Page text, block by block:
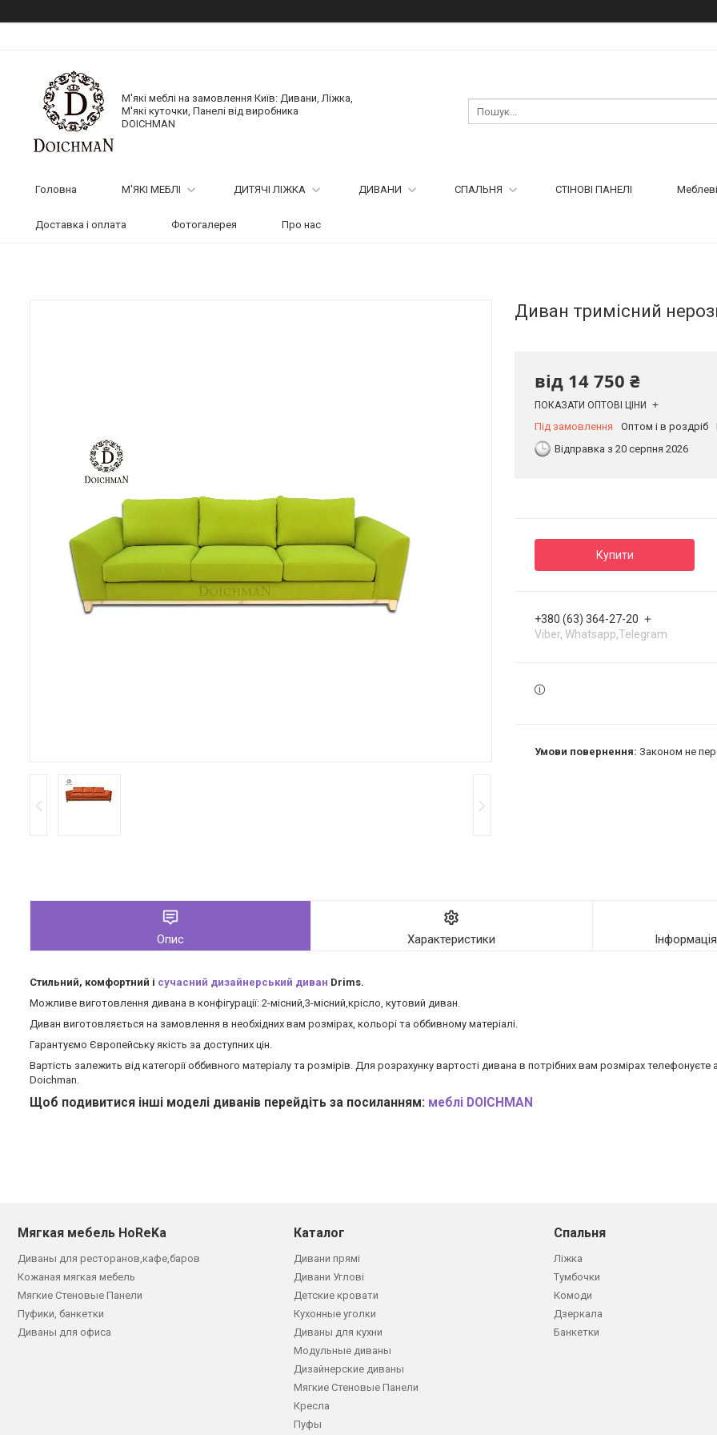
М'які меблі на замовлення Київ: Дивани, Ліжка,
М'які куточки, Панелі від виробника
DOICHMAN
Головна М'ЯКІ МЕБЛІ ДИТЯЧІ ЛІЖКА ДИВАНИ СПАЛЬНЯ СТІНОВІ ПАНЕЛІ
Доставка і оплата Фотогалерея Про нас
Диван тримісний
від 14 750 ₴
ПОКАЗАТИ ОПТОВІ ЦІНИ
Під замовлення Оптом і в роздріб
Відправка з 20 серпня 2026
Купити
+380 (63) 364-27-20
Viber, Whatsapp,Telegram
Законом не
Опис Характеристики
Стильний, комфортний і сучасний дизайнерський диван Drims.
Можливе виготовлення дивана в конфігурації: 2-місний,3-місний,крісло, кутовий диван.
Диван виготовляється на замовлення в необхідних вам розмірах, кольорі та оббивному матеріалі.
Гарантуємо Європейську якість за доступних цін.
Вартість залежить від категорії оббивного матеріалу та розмірів. Для розрахунку вартості дивана в потрібних вам розмірах телефонуєте
Doichman.
Щоб подивитися інші моделі диванів перейдіть за посиланням: меблі DOICHMAN
Мягкая мебель HoReKa
Диваны для ресторанов,кафе,баров
Кожаная мягкая мебель
Мягкие Стеновые Панели
Пуфики, банкетки
Диваны для офиса
Каталог
Дивани прямі
Дивани Углові
Детские кровати
Кухонные уголки
Диваны для кухни
Модульные диваны
Дизайнерские диваны
Мягкие Стеновые Панели
Кресла
Пуфы
Спальня
Ліжка
Тумбочки
Комоди
Дзеркала
Банкетки